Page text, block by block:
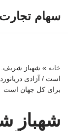
سهام تجارت
خانه » شهباز شریف:
است / آزادی
برای کل جهان است
شهباز